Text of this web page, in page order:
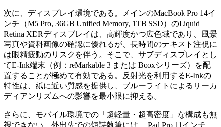
次に、ディスプレイ環境である。メインのMacBook Pro 14イ
ンチ（M5 Pro, 36GB Unified Memory, 1TB SSD）のLiquid
Retina XDRディスプレイは、高輝度かつ広色域であり、風景
写真や資料画像の確認に優れるが、長時間のテキスト注視に
は眼精疲動のリスクを伴う。そこで、サブディスプレイとし
てE-Ink端末（例：reMarkable 3 または Booxシリーズ）を配
置することが極めて有効である。反射光を利用するE-Inkの
特性は、紙に近い質感を提供し、ブルーライトによるサーカ
ディアンリズムへの影響を最小限に抑える。
さらに、モバイル環境での「超軽量・超高密度」な構成も無
視できない。外出先での短詩執筆には、iPad Pro 11インチ